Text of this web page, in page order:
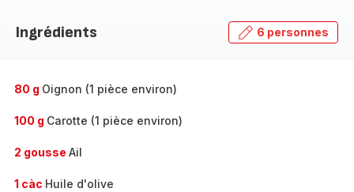
Ingrédients 6 personnes
80 g Oignon (1 pièce environ)
100 g Carotte (1 pièce environ)
2 gousse Ail
1 càc Huile d'olive